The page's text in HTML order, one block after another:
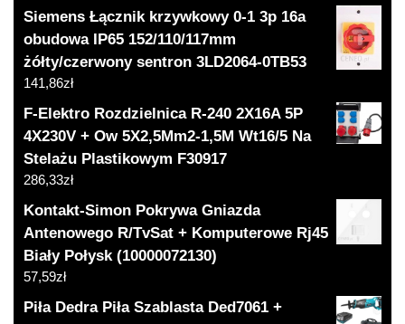
Siemens Łącznik krzywkowy 0-1 3p 16a
obudowa IP65 152/110/117mm
żółty/czerwony sentron 3LD2064-0TB53
141,86zł
F-Elektro Rozdzielnica R-240 2X16A 5P
4X230V + Ow 5X2,5Mm2-1,5M Wt16/5 Na
Stelażu Plastikowym F30917
286,33zł
Kontakt-Simon Pokrywa Gniazda
Antenowego R/TvSat + Komputerowe Rj45
Biały Połysk (10000072130)
57,59zł
Piła Dedra Piła Szablasta Ded7061 +